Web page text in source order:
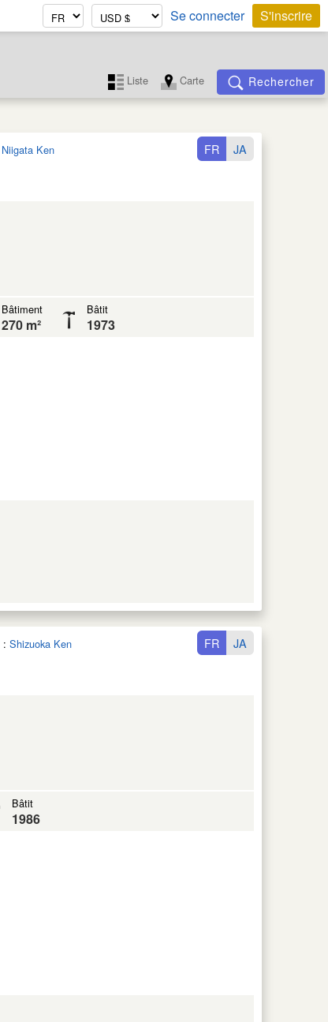
Se connecter S'inscrire
Liste Carte Rechercher
Niigata Ken FR JA
Bâtiment
270 m²
Bâtit
1973
: Shizuoka Ken FR JA
Bâtit
1986